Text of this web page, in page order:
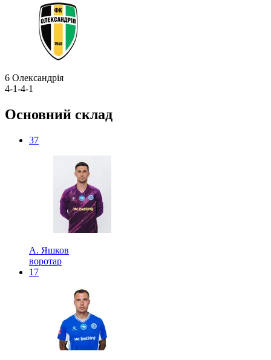
6 Олександрія
4-1-4-1
Основний склад
37
А. Яшков
воротар
17